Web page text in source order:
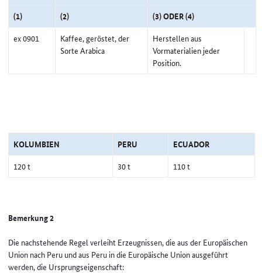
(1)
(2)
(3) ODER (4)
ex 0901
Kaffee, geröstet, der
Sorte Arabica
Herstellen aus
Vormaterialien jeder
Position.
KOLUMBIEN PERU
ECUADOR
120 t
30 t 110 t
Bemerkung 2
Die nachstehende Regel verleiht Erzeugnissen, die aus der Europäischen
Union nach Peru und aus Peru in die Europäische Union ausgeführt
werden, die Ursprungseigenschaft: